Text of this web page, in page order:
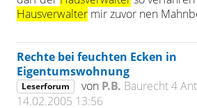
Hausverwalter mir zuvor nen
Rechte bei feuchten Ecken in
Eigentumswohnung
Leserforum von P.B. Baurecht4
14.02.2005 13:56